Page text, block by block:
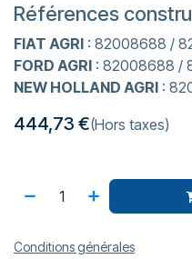
Références
FIAT AGRI : 82008688 /
FORD AGRI : 82008688 /
NEW HOLLAND AGRI :
444,73 €(Hors taxes)
Conditions générales